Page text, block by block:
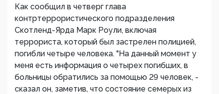
Как сообщил в четверг глава
контртеррористического подразделения
Скотленд-Ярда Марк Роули, включая
террориста, который был застрелен полицией,
погибли четыре человека. "На данный момент у
меня есть информация о четырех погибших, в
больницы обратились за помощью 29 человек, -
сказал он, заметив, что состояние семерых из